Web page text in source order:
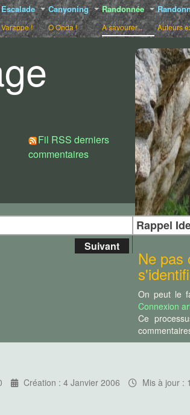
Escalade
Varappe !
Canyoning
O Onda !
Randonnée
A savourer... Auteurs
Fil RSS derniers
commentaires
Choix
des crêtes de la Lonca
parcouru par un sentier
ou moins bien cairnée, encore
de la Lonca standards !
part, la traversée du ravin de
randonneurs expérimentés en
Suivant
Rappel
Ne pas
On peut le
Connexion
Ce
Création : 4 Janvier 2006 Mis à jour :